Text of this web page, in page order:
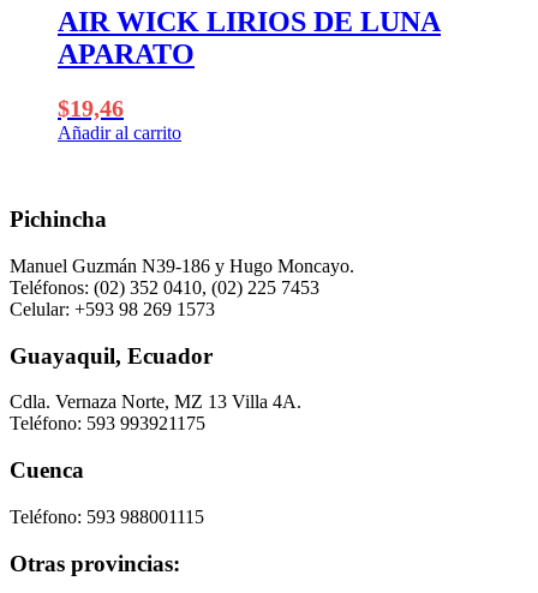
elegir
en
la
de
producto
tiene
múltiples
variantes.
opciones
se
pueden
la
página
producto
AIR WICK LIRIOS DE LUNA
APARATO
$19,46
Añadir al carrito
Pichincha
Manuel Guzmán N39-186 y Hugo Moncayo.
Teléfonos: (02) 352 0410, (02) 225 7453
Celular: +593 98 269 1573
Guayaquil, Ecuador
Cdla. Vernaza Norte, MZ 13 Villa 4A.
Teléfono: 593 993921175
Cuenca
Teléfono: 593 988001115
Otras provincias: